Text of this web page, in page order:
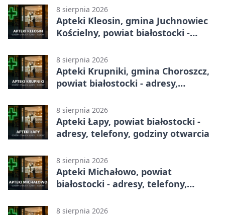
godziny otwarcia
8 sierpnia 2026
Apteki Kleosin, gmina Juchnowiec
Kościelny, powiat białostocki -
8 sierpnia 2026
Apteki Krupniki, gmina Choroszcz,
powiat białostocki - adresy,
8 sierpnia 2026
Apteki Łapy, powiat białostocki -
adresy, telefony, godziny otwarcia
8 sierpnia 2026
Apteki Michałowo, powiat
białostocki - adresy, telefony,
8 sierpnia 2026